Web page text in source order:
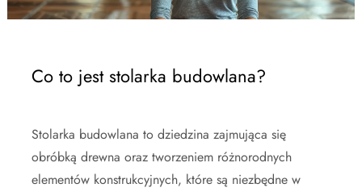
Co to jest stolarka budowlana?
Stolarka budowlana to dziedzina zajmująca się
obróbką drewna oraz tworzeniem różnorodnych
elementów konstrukcyjnych, które są niezbędne w